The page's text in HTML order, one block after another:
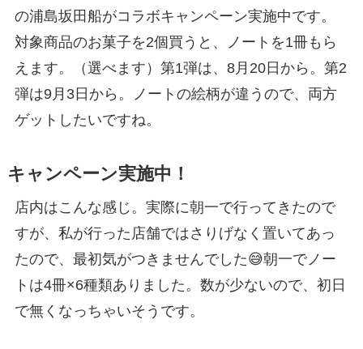
の浦島坂田船がコラボキャンペーン実施中です。
対象商品のお菓子を2個買うと、ノートを1冊もら
えます。（選べます）第1弾は、8月20日から。第2
弾は9月3日から。ノートの絵柄が違うので、両方
ゲットしたいですね。
キャンペーン実施中！
店内はこんな感じ。実際に朝一で行ってきたので
すが、私が行った店舗ではさりげなく置いてあっ
たので、最初気がつきませんでした😅朝一でノー
トは4冊×6種類ありました。数が少ないので、初日
で無くなっちゃいそうです。